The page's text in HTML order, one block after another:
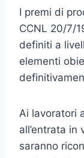
I premi di
CCNL 20/7/
definiti a
elementi
Ai lavoratori
all’entrata
saranno